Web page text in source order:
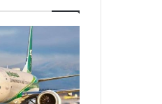
ي
ا
م
خ
م